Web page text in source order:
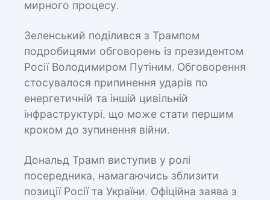
мирного процесу.
Зеленський поділився з Трампом
подробицями обговорень із президентом
Росії Володимиром Путіним. Обговорення
стосувалося припинення ударів по
енергетичній та іншій цивільній
інфраструктурі, що може стати першим
кроком до зупинення війни.
Дональд Трамп виступив у ролі
посередника, намагаючись зблизити
позиції Росії та України. Офіційна заява з